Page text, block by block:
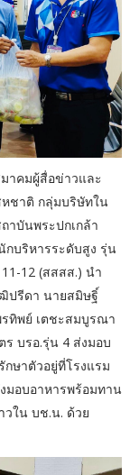
าคมผู้สื่อข่าวและ
ชาติ กลุ่มบริษัทใน
าบันพระปกเกล้า
บริหารระดับสูง รุ่น
12 (สสสส.) นำ
ปรีดา นายสมิษฐิ์
ทิพย์ เตชะสมบูรณา
บรอ.รุ่น 4 ส่งมอบ
กษาตัวอยู่ที่โรงแรม
งมอบอาหารพร้อมทาน
ใน บช.น. ด้วย